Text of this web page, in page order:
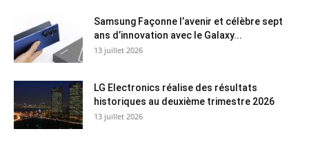
Samsung Façonne l’avenir et célèbre sept
ans d’innovation avec le Galaxy...
13 juillet 2026
LG Electronics réalise des résultats
historiques au deuxième trimestre 2026
13 juillet 2026